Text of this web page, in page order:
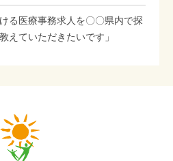
る医療事務求人を〇〇県内で探
えていただきたいです」